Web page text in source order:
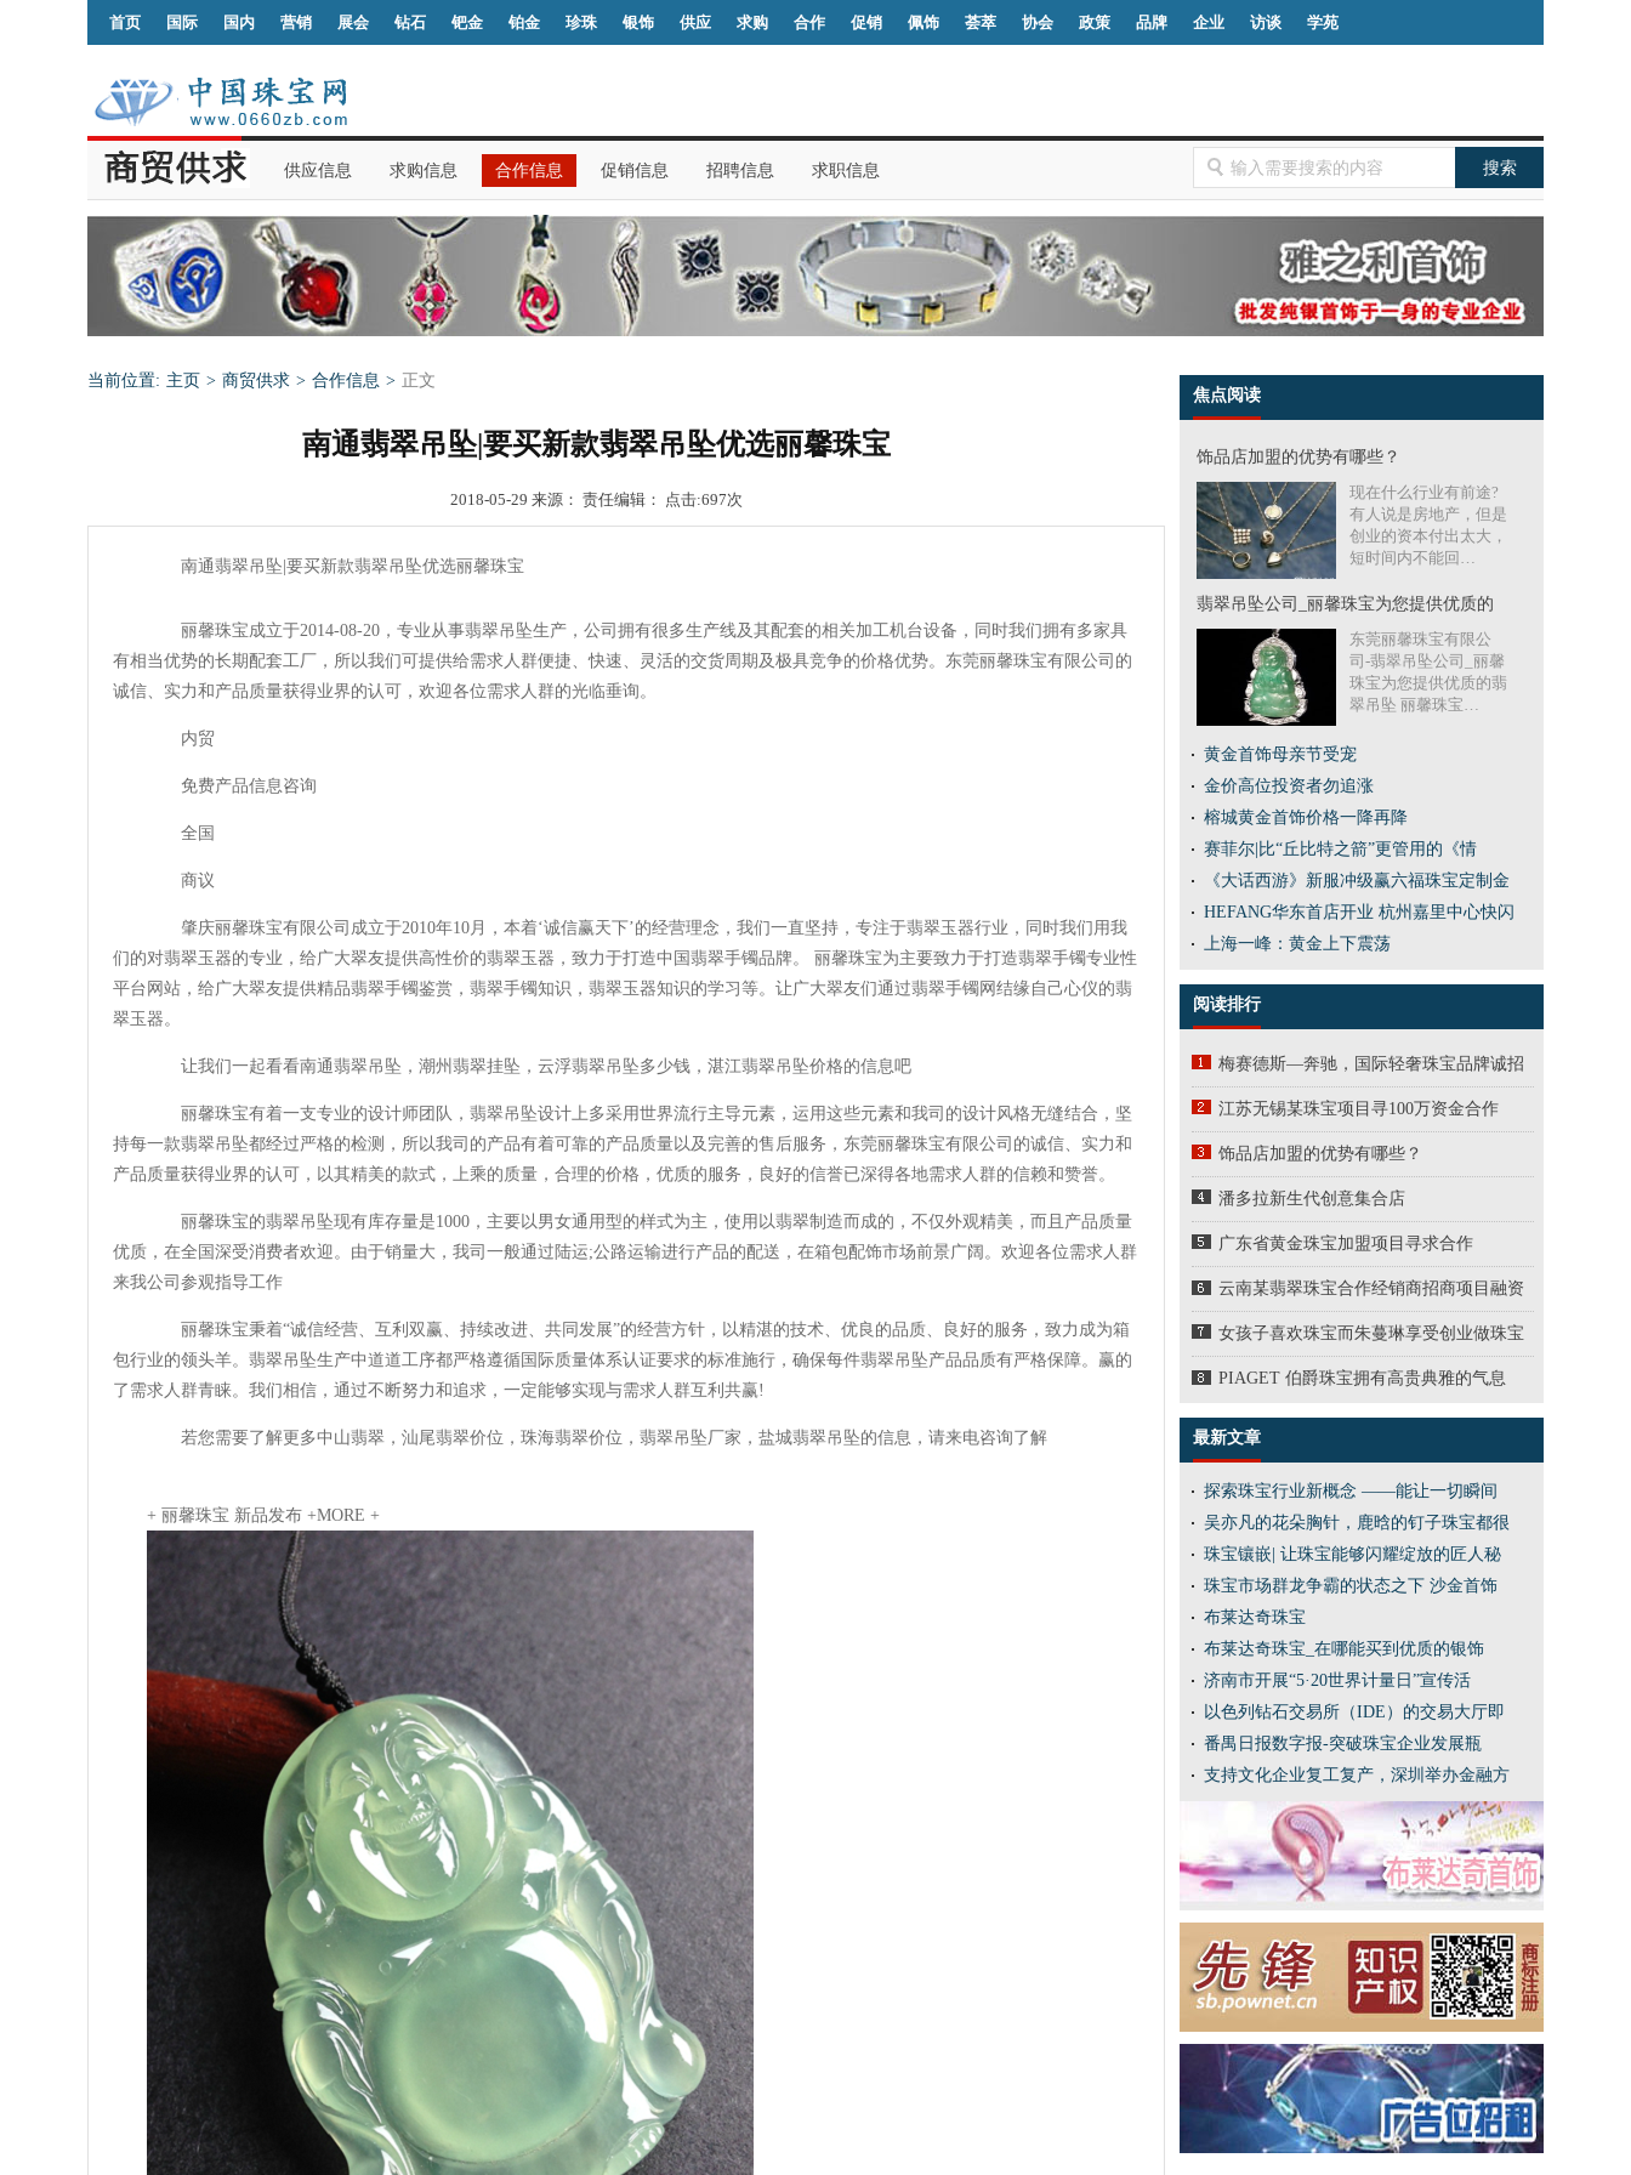
首页 国际 国内 营销 展会 钻石 钯金 铂金 珍珠 银饰 供应 求购 合作 促销 佩饰 荟萃 协会 政策 品牌 企业 访谈 学苑
供应信息 求购信息 合作信息 促销信息 招聘信息 求职信息
当前位置: 主页 > 商贸供求 > 合作信息 > 正文
南通翡翠吊坠|要买新款翡翠吊坠优选丽馨珠宝
2018-05-29 来源： 责任编辑： 点击:697次
南通翡翠吊坠|要买新款翡翠吊坠优选丽馨珠宝
丽馨珠宝成立于2014-08-20，专业从事翡翠吊坠生产，公司拥有很多生产线及其配套的相关加工机台设备，同时我们拥有多家具
有相当优势的长期配套工厂，所以我们可提供给需求人群便捷、快速、灵活的交货周期及极具竞争的价格优势。东莞丽馨珠宝有限公司的
诚信、实力和产品质量获得业界的认可，欢迎各位需求人群的光临垂询。
内贸
免费产品信息咨询
全国
商议
肇庆丽馨珠宝有限公司成立于2010年10月，本着‘诚信赢天下’的经营理念，我们一直坚持，专注于翡翠玉器行业，同时我们用我
们的对翡翠玉器的专业，给广大翠友提供高性价的翡翠玉器，致力于打造中国翡翠手镯品牌。 丽馨珠宝为主要致力于打造翡翠手镯专业性
平台网站，给广大翠友提供精品翡翠手镯鉴赏，翡翠手镯知识，翡翠玉器知识的学习等。让广大翠友们通过翡翠手镯网结缘自己心仪的翡
翠玉器。
让我们一起看看南通翡翠吊坠，潮州翡翠挂坠，云浮翡翠吊坠多少钱，湛江翡翠吊坠价格的信息吧
丽馨珠宝有着一支专业的设计师团队，翡翠吊坠设计上多采用世界流行主导元素，运用这些元素和我司的设计风格无缝结合，坚
持每一款翡翠吊坠都经过严格的检测，所以我司的产品有着可靠的产品质量以及完善的售后服务，东莞丽馨珠宝有限公司的诚信、实力和
产品质量获得业界的认可，以其精美的款式，上乘的质量，合理的价格，优质的服务，良好的信誉已深得各地需求人群的信赖和赞誉。
丽馨珠宝的翡翠吊坠现有库存量是1000，主要以男女通用型的样式为主，使用以翡翠制造而成的，不仅外观精美，而且产品质量
优质，在全国深受消费者欢迎。由于销量大，我司一般通过陆运;公路运输进行产品的配送，在箱包配饰市场前景广阔。欢迎各位需求人群
来我公司参观指导工作
丽馨珠宝秉着“诚信经营、互利双赢、持续改进、共同发展”的经营方针，以精湛的技术、优良的品质、良好的服务，致力成为箱
包行业的领头羊。翡翠吊坠生产中道道工序都严格遵循国际质量体系认证要求的标准施行，确保每件翡翠吊坠产品品质有严格保障。赢的
了需求人群青睐。我们相信，通过不断努力和追求，一定能够实现与需求人群互利共赢!
若您需要了解更多中山翡翠，汕尾翡翠价位，珠海翡翠价位，翡翠吊坠厂家，盐城翡翠吊坠的信息，请来电咨询了解
+ 丽馨珠宝 新品发布 +MORE +
焦点阅读
饰品店加盟的优势有哪些？
现在什么行业有前途?
有人说是房地产，但是
创业的资本付出太大，
短时间内不能回…
翡翠吊坠公司_丽馨珠宝为您提供优质的
东莞丽馨珠宝有限公
司-翡翠吊坠公司_丽馨
珠宝为您提供优质的翡
翠吊坠 丽馨珠宝…
黄金首饰母亲节受宠
金价高位投资者勿追涨
榕城黄金首饰价格一降再降
赛菲尔|比“丘比特之箭”更管用的《情
《大话西游》新服冲级赢六福珠宝定制金
HEFANG华东首店开业 杭州嘉里中心快闪
上海一峰：黄金上下震荡
阅读排行
梅赛德斯—奔驰，国际轻奢珠宝品牌诚招
江苏无锡某珠宝项目寻100万资金合作
饰品店加盟的优势有哪些？
潘多拉新生代创意集合店
广东省黄金珠宝加盟项目寻求合作
云南某翡翠珠宝合作经销商招商项目融资
女孩子喜欢珠宝而朱蔓琳享受创业做珠宝
PIAGET 伯爵珠宝拥有高贵典雅的气息
最新文章
探索珠宝行业新概念 ——能让一切瞬间
吴亦凡的花朵胸针，鹿晗的钉子珠宝都很
珠宝镶嵌| 让珠宝能够闪耀绽放的匠人秘
珠宝市场群龙争霸的状态之下 沙金首饰
布莱达奇珠宝
布莱达奇珠宝_在哪能买到优质的银饰
济南市开展“5·20世界计量日”宣传活
以色列钻石交易所（IDE）的交易大厅即
番禺日报数字报-突破珠宝企业发展瓶
支持文化企业复工复产，深圳举办金融方